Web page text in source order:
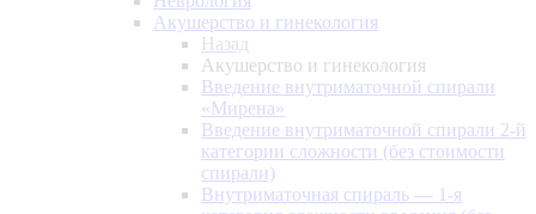
Акушерство и гинекология
Назад
Акушерство и гинекология
Введение внутриматочной спирали
«Мирена»
Введение внутриматочной спирали 2-й
категории сложности (без стоимости
спирали)
Внутриматочная спираль — 1-я